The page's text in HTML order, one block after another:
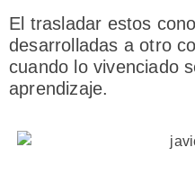
El trasladar estos
desarrolladas a otro
cuando lo vivenciado
aprendizaje.